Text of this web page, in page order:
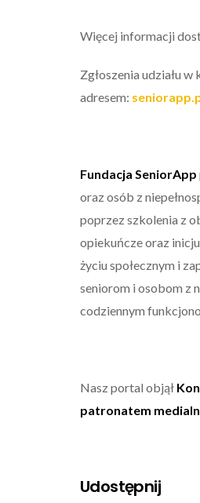
Więcej informacji
Zgłoszenia udziału
adresem:
Fundacja SeniorApp
oraz osób z
poprzez szkolenia z
opiekuńcze oraz
życiu społecznym i
seniorom i osobom z
codziennym
Nasz portal objął
patronatem
Udostępnij